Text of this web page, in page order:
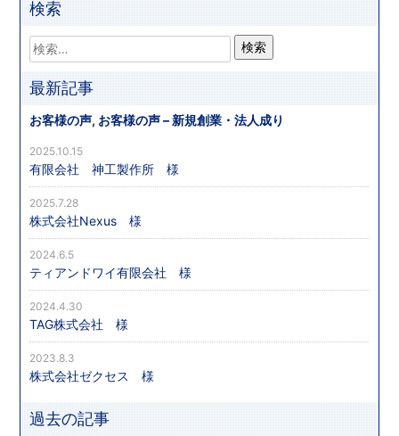
検索
最新記事
お客様の声, お客様の声 – 新規創業・法人成り
有限会社 神工製作所 様
2025.10.15
株式会社Nexus 様
2025.7.28
ティアンドワイ有限会社 様
2024.6.5
TAG株式会社 様
2024.4.30
株式会社ゼクセス 様
2023.8.3
過去の記事